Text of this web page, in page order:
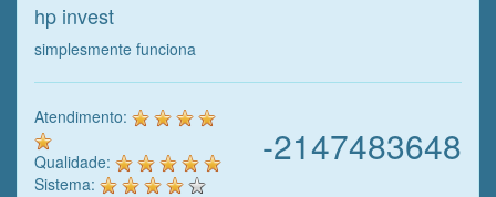
hp invest
simplesmente funciona
-2147483648
Atendimento:
Qualidade:
Sistema: